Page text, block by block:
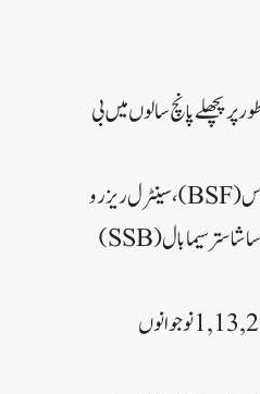
پر پچھلے پانچ سالوں میں بی
تاہم، اس سال جولائی کے آخر تک، ان فورسز میں اب بھی 84,000 سے زیادہ آسامیاں ہیں – بارڈر سیکیورٹی فورس (BSF)، سینٹرل ریزرو
پولیس فورس (CRPF)، سینٹرل انڈسٹریل سیکیورٹی فورس (CISF)، انڈو تبتی بارڈر۔ پولیس (ITBP)، ساشاستر سیما بال (SSB)
مرکزی وزارت داخلہ کے اعداد و شمار کے مطابق، گزشتہ پانچ سالوں (2017-2021) میں سب سے زیادہ 1,13,208 نوجوانوں